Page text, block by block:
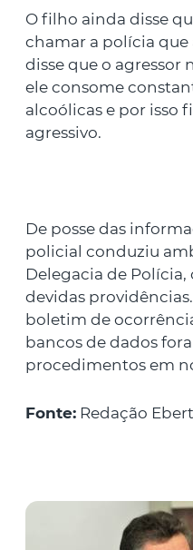
O filho ainda disse
chamar a polícia que
disse que o agressor
ele consome
alcoólicas e por isso
agressivo.
De posse das
policial conduziu
Delegacia de
devidas
boletim de
bancos de dados
procedimentos em
Fonte: Redação